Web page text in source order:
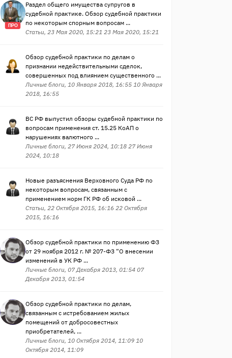
ПРО
Раздел общего имущества супругов в
судебной практике. Обзор судебной практики
по некоторым спорным вопросам ...
Статьи, 23 Мая 2020, 15:21 23 Мая 2020, 15:21
Обзор судебной практики по делам о
признании недействительными сделок,
совершенных под влиянием существенного ...
Личные блоги, 10 Января 2018, 16:55 10 Января
2018, 16:55
ВС РФ выпустил обзоры судебной практики по
вопросам применения ст. 15.25 КоАП о
нарушениях валютного ...
Личные блоги, 27 Июня 2024, 10:18 27 Июня
2024, 10:18
Новые разъяснения Верховного Суда РФ по
некоторым вопросам, связанным с
применением норм ГК РФ об исковой ...
Статьи, 22 Октября 2015, 16:16 22 Октября
2015, 16:16
Обзор судебной практики по применению ФЗ
от 29 ноября 2012 г. № 207-ФЗ “О внесении
изменений в УК РФ ...
Личные блоги, 07 Декабря 2013, 01:54 07
Декабря 2013, 01:54
Обзор судебной практики по делам,
связанным с истребованием жилых
помещений от добросовестных
приобретателей, ...
Личные блоги, 10 Октября 2014, 11:09 10
Октября 2014, 11:09